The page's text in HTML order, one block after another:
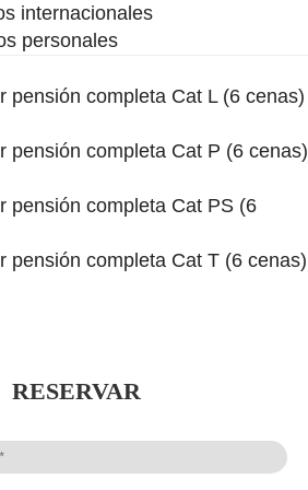
internacionales
personales
pensión completa Cat L (6 cenas)
pensión completa Cat P (6 cenas)
pensión completa Cat PS (6
pensión completa Cat T (6 cenas)
RESERVAR